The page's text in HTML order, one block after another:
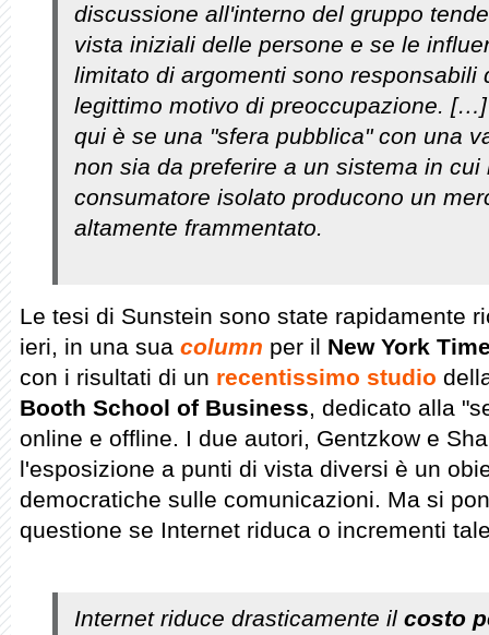
discussione all'interno del gruppo
vista iniziali delle persone e se le
limitato di argomenti sono responsabili
legittimo motivo di preoccupazione.
qui è se una "sfera pubblica" con una
non sia da preferire a un sistema in cui
consumatore isolato producono un
altamente frammentato.
Le tesi di Sunstein sono state rapidamente
ieri, in una sua column per il New York
con i risultati di un recentissimo studio
Booth School of Business, dedicato alla
online e offline. I due autori, Gentzkow e
l'esposizione a punti di vista diversi è un
democratiche sulle comunicazioni. Ma si
questione se Internet riduca o incrementi
Internet riduce drasticamente il costo